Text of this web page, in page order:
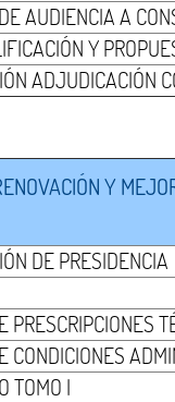
AUDIENCIA A
Y
ADJUDICACIÓN
Y
DE PRESIDENCIA
PRESCRIPCIONES
CONDICIONES
TOMO I